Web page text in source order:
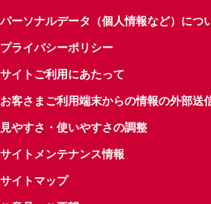
パーソナルデータ（個人情報など）につ
プライバシーポリシー
サイトご利用にあたって
お客さまご利用端末からの情報の外部送
見やすさ・使いやすさの調整
サイトメンテナンス情報
サイトマップ